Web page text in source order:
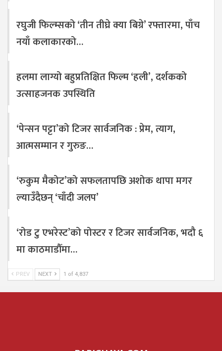
रघुजी फिल्म्सको ‘तीन तीघ्रे क्या बिग्रे’ रफ्तारमा, पाँच
नयाँ कलाकारको…
हलमा लाग्यो बहुप्रतिक्षित फिल्म ‘हली’, दर्शकको
उत्साहजनक उपस्थिति
‘पेन्सन पट्टा’को टिजर सार्वजनिक : प्रेम, त्याग,
आत्मसम्मान र गुरुङ…
‘रुकुम मैकोट’को सफलतापछि अशोक थापा मगर
ल्याउँदैछन् ‘चाँदी जलप’
‘रोड टु एभरेस्ट’को पोस्टर र टिजर सार्वजनिक, भदौ ६
मा काठमाडौँमा…
PREV NEXT 1 of 4,837